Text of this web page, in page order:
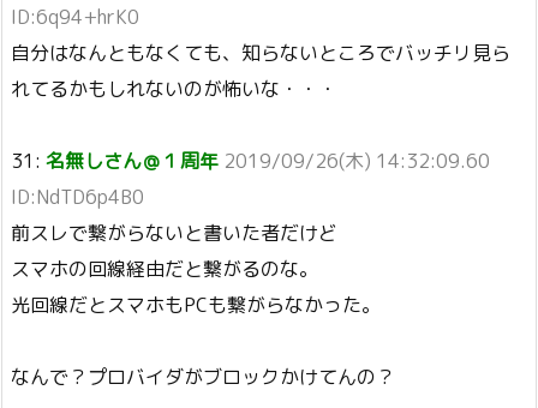
ID:6q94+hrK0
自分はなんともなくても、知らないところでバッチリ見ら
れてるかもしれないのが怖いな・・・
31: 名無しさん＠１周年 2019/09/26(木) 14:32:09.60
ID:NdTD6p4B0
前スレで繋がらないと書いた者だけど
スマホの回線経由だと繋がるのな。
光回線だとスマホもPCも繋がらなかった。
なんで？プロバイダがブロックかけてんの？